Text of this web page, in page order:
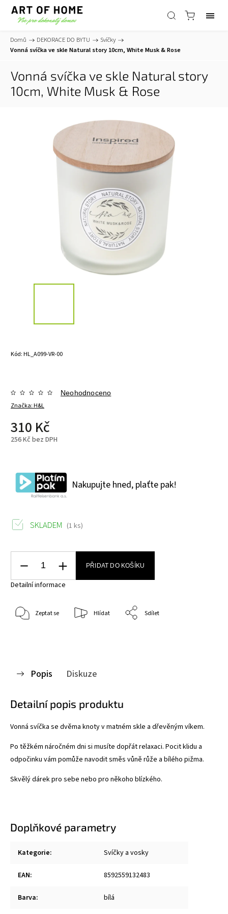
Domů / DEKORACE DO BYTU / Svíčky /
Vonná svíčka ve skle Natural story 10cm, White Musk & Rose
Vonná svíčka ve skle Natural story
10cm, White Musk & Rose
Kód:HL_A099-VR-00
Značka:H&L
Neohodnoceno
310 Kč
256 Kč bez DPH
Nakupujte hned, plaťte pak!
SKLADEM (1 ks)
PŘIDAT DO KOŠÍKU
Detailní informace
Zeptat se Hlídat Sdílet
Popis Diskuze
Detailní popis produktu
Vonná svíčka se dvěma knoty v matném skle a dřevěným víkem.
Po těžkém náročném dni si musíte dopřát relaxaci. Pocit klidu a
odpočinku vám pomůže navodit směs vůně růže a bílého pižma.
Skvělý dárek pro sebe nebo pro někoho blízkého.
Doplňkové parametry
Kategorie: Svíčky a vosky
EAN: 8592559132483
Barva: bílá